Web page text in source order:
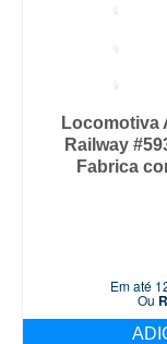
Locomotiva
Railway
Fabrica
Em até
Ou